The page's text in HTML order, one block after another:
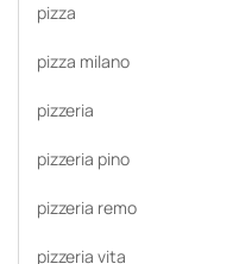
pizza
pizza milano
pizzeria
pizzeria pino
pizzeria remo
pizzeria vita